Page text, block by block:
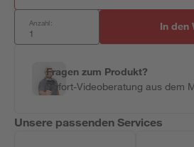
Anzahl: In den
Fragen zum Produkt?
Sofort-Videoberatung aus dem
Unsere passenden Services